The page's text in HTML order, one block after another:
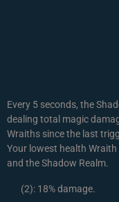
Every 5 seconds, the
dealing total magic
Wraiths since the last
Your lowest health
and the Shadow Realm.
(2): 18% damage.